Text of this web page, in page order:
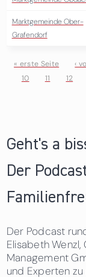
Marktgemeinde Ober-
Grafendorf
Seiten
« erste Seite ‹
10
11 12
Geht's a
Der
Der Podcast
Elisabeth
Management
und Experten